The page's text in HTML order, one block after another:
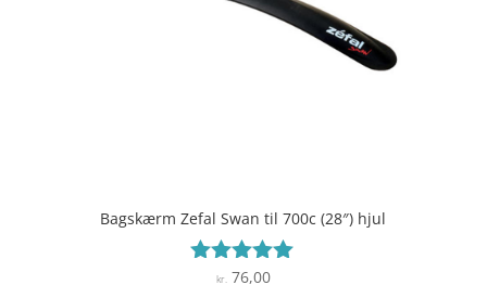
Bagskærm Zefal Swan til 700c (28″) hjul
Vurderet
kr.76,00